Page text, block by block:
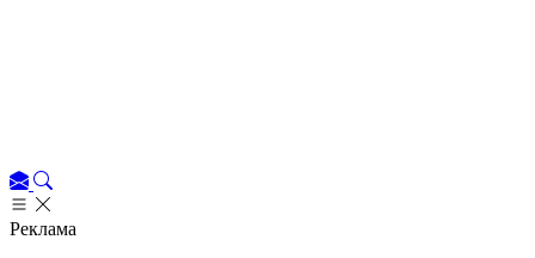
Реклама